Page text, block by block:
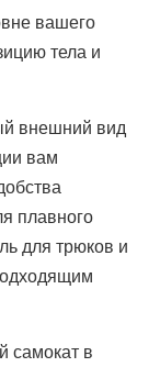
вашего
тела и
внешний вид
вам
плавного
для трюков и
самокат в